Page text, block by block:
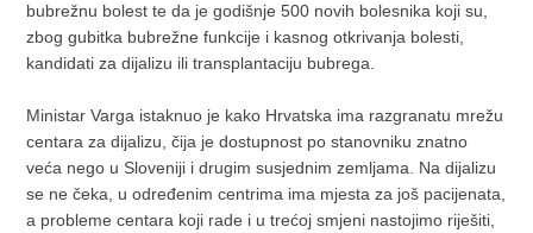
bubrežnu bolest te da je godišnje 500 novih bolesnika koji su,
zbog gubitka bubrežne funkcije i kasnog otkrivanja bolesti,
kandidati za dijalizu ili transplantaciju bubrega.
Ministar Varga istaknuo je kako Hrvatska ima razgranatu mrežu
centara za dijalizu, čija je dostupnost po stanovniku znatno
veća nego u Sloveniji i drugim susjednim zemljama. Na dijalizu
se ne čeka, u određenim centrima ima mjesta za još pacijenata,
a probleme centara koji rade i u trećoj smjeni nastojimo riješiti,